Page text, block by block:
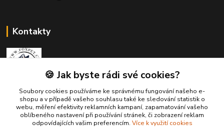
Kontakty
Zákaznická podpora Fox Pet
+420731765216
(Po-Pá, 10-14 hod.)
🍪 Jak byste rádi své cookies?
Soubory cookies používáme ke správnému fungování našeho e-
shopu a v případě vašeho souhlasu také ke sledování statistik o
webu, měření efektivity reklamních kampaní, zapamatování vašeho
oblíbeného nastavení při používání stránek, či zobrazení reklam
odpovídajících vašim preferencím. Více k využití cookies